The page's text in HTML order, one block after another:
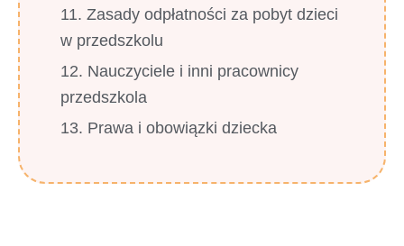
11. Zasady odpłatności za pobyt dzieci
w przedszkolu
12. Nauczyciele i inni pracownicy
przedszkola
13. Prawa i obowiązki dziecka